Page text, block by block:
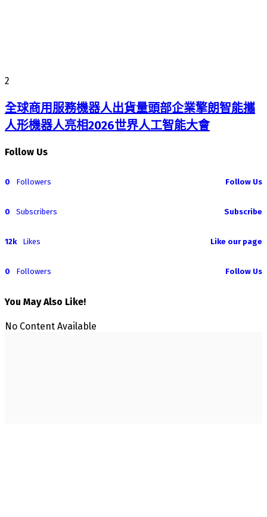
2
全球商用服務機器人出貨量頭部企業擎朗智能攜
人形機器人亮相2026世界人工智能大會
Follow Us
0 Followers Follow Us
0 Subscribers Subscribe
12k Likes Like our page
0 Followers Follow Us
You May Also Like!
No Content Available